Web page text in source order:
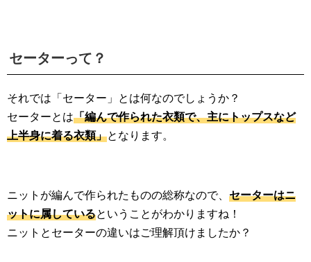
セーターって？
それでは「セーター」とは何なのでしょうか？
セーターとは「編んで作られた衣類で、主にトップスなど
上半身に着る衣類」となります。
ニットが編んで作られたものの総称なので、 セーターはニ
ットに属しているということがわかりますね！
ニットとセーターの違いはご理解頂けましたか？